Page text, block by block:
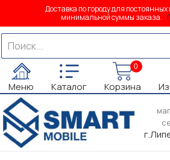
Доставка по городу для постоянных
минимальной суммы заказа.
Меню Каталог
0
Корзина